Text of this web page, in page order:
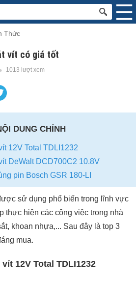
Thức
vít có giá tốt
1013 lượt xem
DUNG CHÍNH
12V Total TDLI1232
DeWalt DCD700C2 10.8V
pin Bosch GSR 180-LI
sử dụng phổ biến trong lĩnh vực
thực hiện các công việc trong nhà
khoan nhựa,... Sau đây là top 3
mua.
12V Total TDLI1232